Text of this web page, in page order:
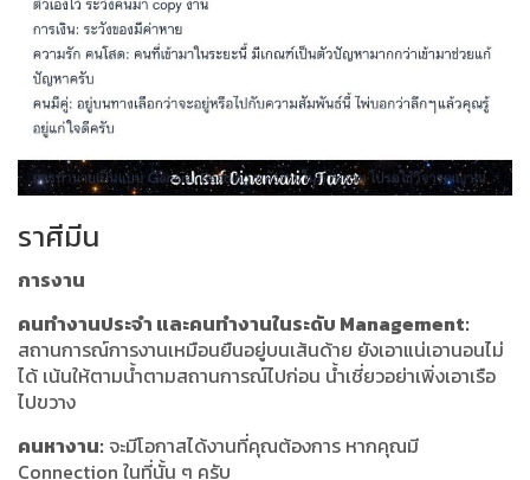
ราศีมีน
การงาน
คนทำงานประจำ และคนทำงานในระดับ Management:
สถานการณ์การงานเหมือนยืนอยู่บนเส้นด้าย ยังเอาแน่เอานอนไม่
ได้ เน้นให้ตามน้ำตามสถานการณ์ไปก่อน น้ำเชี่ยวอย่าเพิ่งเอาเรือ
ไปขวาง
คนหางาน:จะมีโอกาสได้งานที่คุณต้องการ หากคุณมี
Connection ในที่นั้น ๆ ครับ